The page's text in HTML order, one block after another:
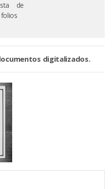
de
digitalizados.